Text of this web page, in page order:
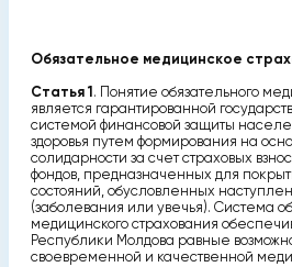
Обязательное медицинское
Статья 1 . Понятие обязательного
является гарантированной
системой финансовой защиты
здоровья путем формирования на
солидарности за счет страховых
фондов, предназначенных для
состояний, обусловленных
(заболевания или увечья). Система
медицинского страхования
Республики Молдова равные
своевременной и качественной